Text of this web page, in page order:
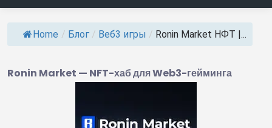
Home / Блог / Веб3 игры / Ronin Market НФТ |...
Ronin Market — NFT-хаб для Web3-гейминга